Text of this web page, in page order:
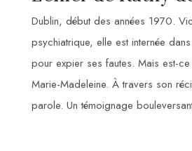
Dublin, début des années 1970.
psychiatrique, elle est internée
pour expier ses fautes. Mais est-
Marie-Madeleine. À travers son
parole. Un témoignage